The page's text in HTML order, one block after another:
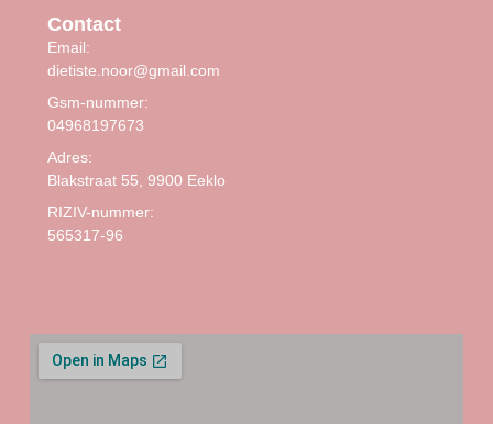
Contact
Email:
dietiste.noor@gmail.com
Gsm-nummer:
04968197673
Adres:
Blakstraat 55, 9900 Eeklo
RIZIV-nummer:
565317-96